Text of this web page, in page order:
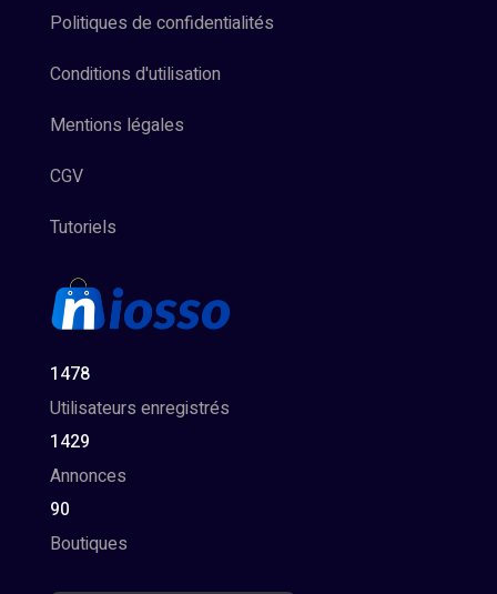
Politiques de confidentialités
Conditions d'utilisation
Mentions légales
CGV
Tutoriels
1478
Utilisateurs enregistrés
1429
Annonces
90
Boutiques